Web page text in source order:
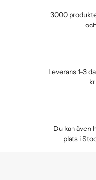
3000
Leverans 1-3
Du kan även
plats i